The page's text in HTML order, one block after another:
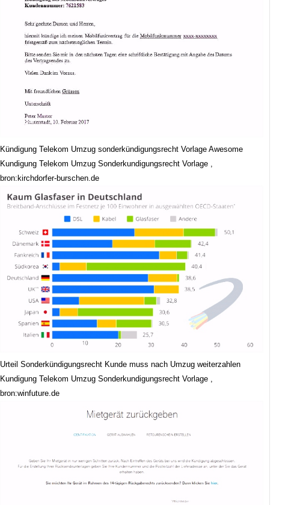
Kündigung Telekom Umzug sonderkündigungsrecht Vorlage Awesome
Kundigung Telekom Umzug Sonderkundigungsrecht Vorlage ,
bron:kirchdorfer-burschen.de
Urteil Sonderkündigungsrecht Kunde muss nach Umzug weiterzahlen
Kundigung Telekom Umzug Sonderkundigungsrecht Vorlage ,
bron:winfuture.de